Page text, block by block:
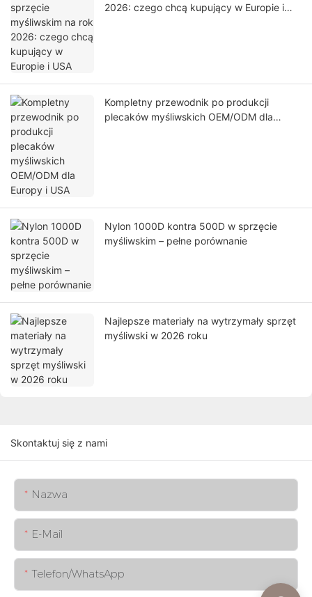
2026: czego chcą kupujący w Europie i
Kompletny przewodnik po produkcji
plecaków myśliwskich OEM/ODM dla
Nylon 1000D kontra 500D w sprzęcie
myśliwskim – pełne porównanie
Najlepsze materiały na wytrzymały sprzęt
myśliwski w 2026 roku
Skontaktuj się z nami
Nazwa
E-Mail
Telefon/WhatsApp